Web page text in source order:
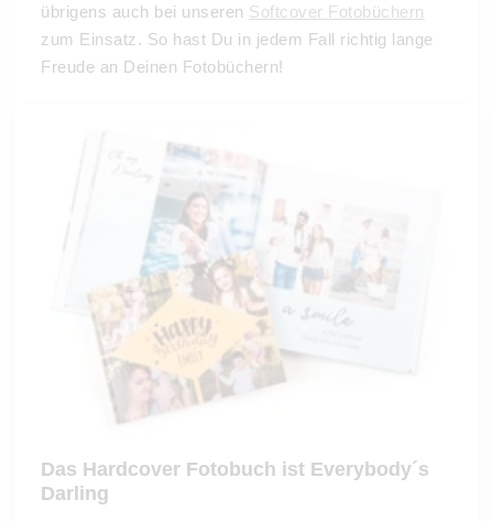
übrigens auch bei unseren Softcover Fotobüchern
zum Einsatz. So hast Du in jedem Fall richtig lange
Freude an Deinen Fotobüchern!
Das Hardcover Fotobuch ist Everybody´s
Darling